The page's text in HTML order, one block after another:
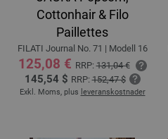
Cottonhair & Filo
Paillettes
FILATI Journal No. 71 | Modell 16
125,08 € RRP:131,04 €
145,54 $ RRP:152,47 $
Exkl. Moms, plus leveranskostnader